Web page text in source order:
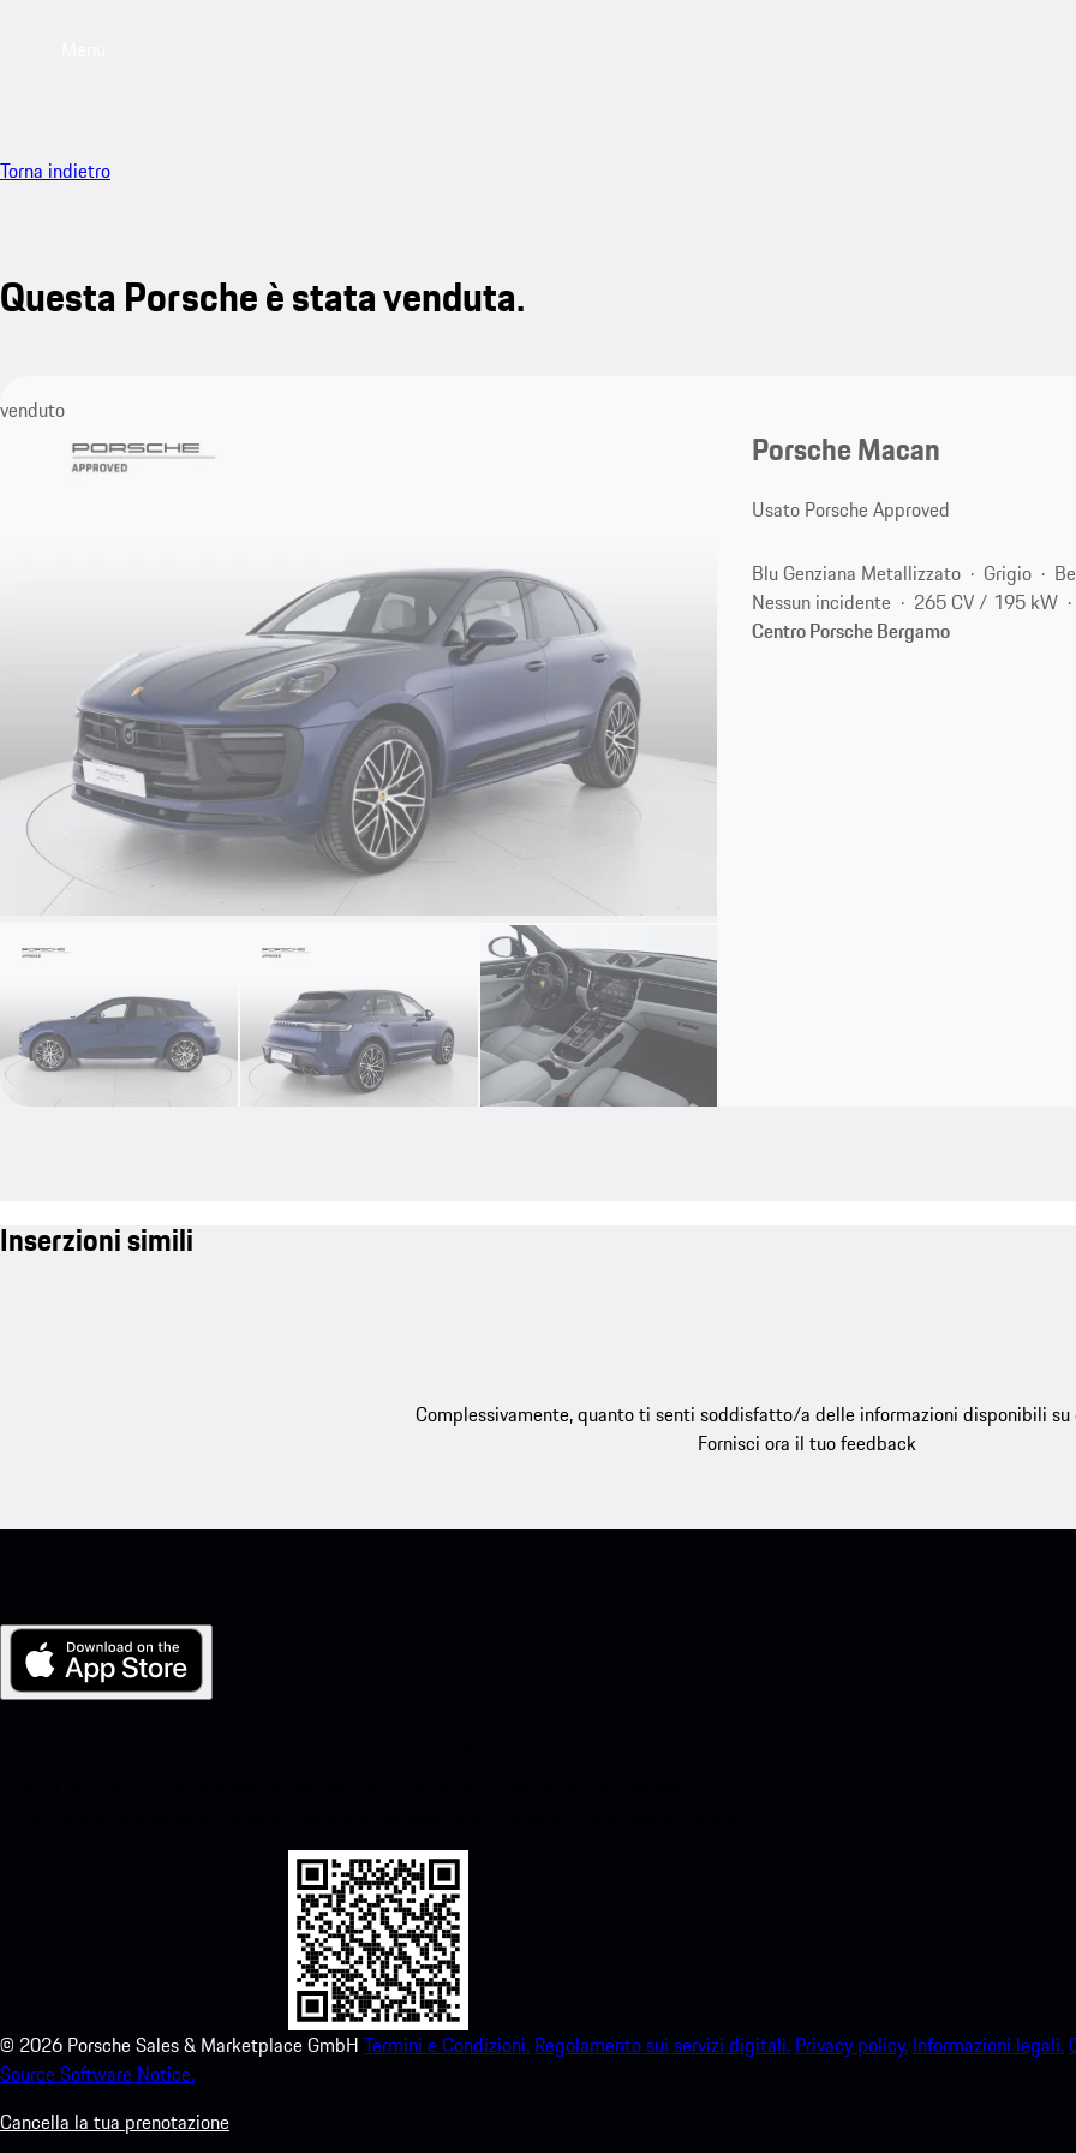
Torna indietro
Questa Porsche è stata venduta.
venduto
Porsche Macan
Usato Porsche Approved
Blu Genziana Metallizzato Grigio
Nessun incidente
265 CV / 195 kW
Centro Porsche Bergamo
Inserzioni simili
Complessivamente, quanto ti senti soddisfatto/a delle informazioni disponibili su
Fornisci ora il tuo feedback
© 2026 Porsche Sales & Marketplace GmbH Termini e Condizioni. Regolamento sui servizi digitali. Privacy policy. Informazioni legali.
Source Software Notice.
Cancella la tua prenotazione